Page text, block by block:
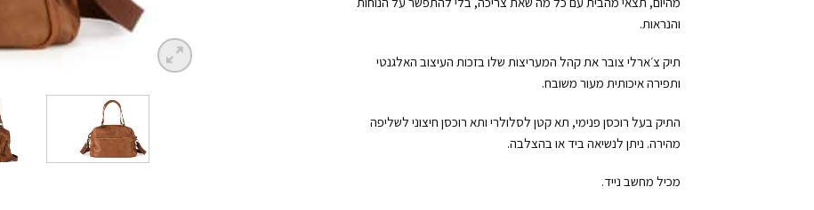
והנראות.
תיק צ׳ארלי צובר את קהל המעריצות שלו בזכות העיצוב האלגנטי
ותפירה איכותית מעור משובח.
התיק בעל רוכסן פנימי, תא קטן לסלולרי ותא רוכסן חיצוני לשליפה
מהירה. ניתן לנשיאה ביד או בהצלבה.
מכיל מחשב נייד.